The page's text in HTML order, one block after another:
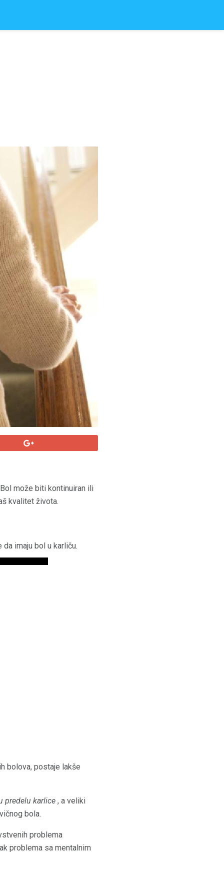
može biti kontinuiran ili
kvalitet života.
imaju bol u karliču.
bolova, postaje lakše
predelu karlice , a veliki
bola.
problema
problema sa mentalnim